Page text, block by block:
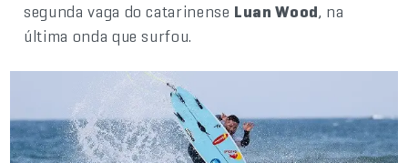
segunda vaga do catarinense Luan Wood, na
última onda que surfou.